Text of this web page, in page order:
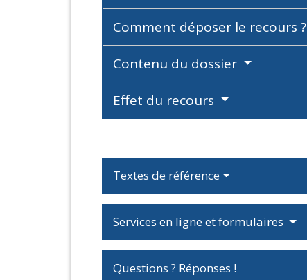
Comment déposer le recours ?
Contenu du dossier
Effet du recours
Textes de référence
Services en ligne et formulaires
Questions ? Réponses !